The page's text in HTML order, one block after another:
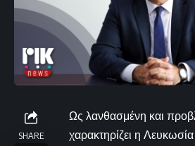
SHARE
Ως λανθασμένη και
χαρακτηρίζει η